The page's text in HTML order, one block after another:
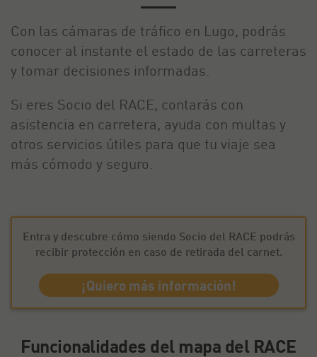
Con las cámaras de tráfico en Lugo, podrás
conocer al instante el estado de las carreteras
y tomar decisiones informadas.
Si eres Socio del RACE, contarás con
asistencia en carretera, ayuda con multas y
otros servicios útiles para que tu viaje sea
más cómodo y seguro.
Entra y descubre cómo siendo Socio del RACE podrás
recibir protección en caso de retirada del carnet.
¡Quiero más información!
Funcionalidades del mapa del RACE